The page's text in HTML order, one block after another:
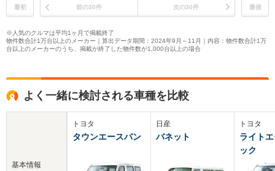
最初 前の30件 次の30件 最後
※人気のクルマは平均1ヶ月で掲載終了
物件数合計1万台以上のメーカー｜算出データ期間：2024年9月～11月｜内容：物件数合計1万
台以上のメーカーのうち、掲載が終了した物件数が1,000台以上の場合
よく一緒に検討される車種を比較
基本情報
トヨタ
タウンエースバン
日産
バネット
トヨタ
ライト
ック